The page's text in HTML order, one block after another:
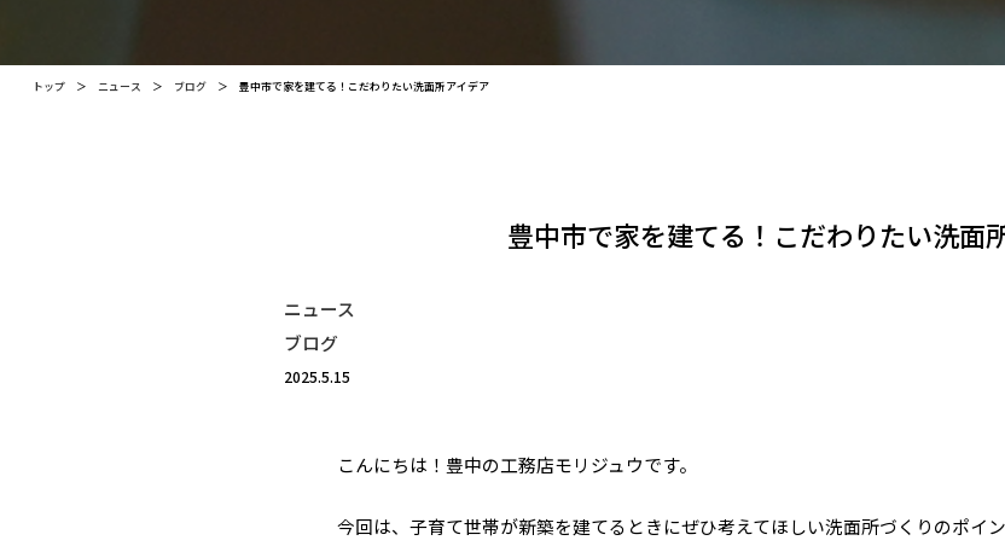
トップ＞ ニュース ＞ ブログ＞ 豊中市で家を建てる！こだわりたい洗面所アイデア
豊中市で家を建てる！こだわりたい洗面
ニュース
ブログ
2025.5.15
こんにちは！豊中の工務店モリジュウです。
今回は、子育て世帯が新築を建てるときにぜひ考えてほしい洗面所づくりのポイン